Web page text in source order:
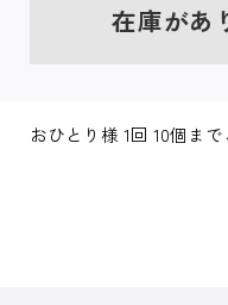
在庫があ
おひとり様 1回 10個ま